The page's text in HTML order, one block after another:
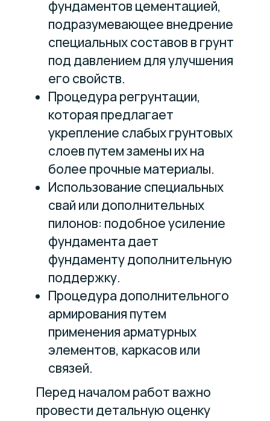
фундаментов цементацией,
подразумевающее внедрение
специальных составов в грунт
под давлением для улучшения
его свойств.
Процедура регрунтации,
которая предлагает
укрепление слабых грунтовых
слоев путем замены их на
более прочные материалы.
Использование специальных
свай или дополнительных
пилонов: подобное усиление
фундамента дает
фундаменту дополнительную
поддержку.
Процедура дополнительного
армирования путем
применения арматурных
элементов, каркасов или
связей.
Перед началом работ важно
провести детальную оценку